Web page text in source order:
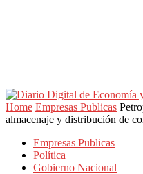
Home Empresas Publicas
almacenaje y distribución de
Empresas Publicas
Política
Gobierno Nacional